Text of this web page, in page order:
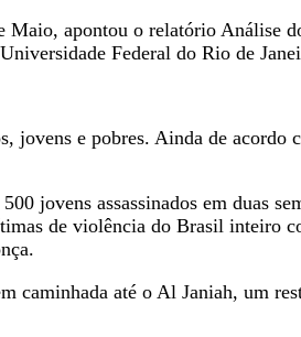
Maio, apontou o relatório Análise
Federal do Rio de
jovens e pobres. Ainda de acordo
jovens assassinados em duas
de violência do Brasil inteiro
caminhada até o Al Janiah, um